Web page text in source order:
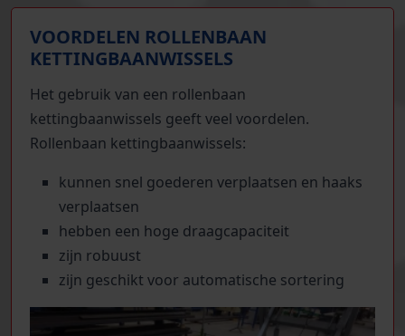
VOORDELEN ROLLENBAAN
KETTINGBAANWISSELS
Het gebruik van een rollenbaan
kettingbaanwissels geeft veel voordelen.
Rollenbaan kettingbaanwissels:
kunnen snel goederen verplaatsen en haaks
verplaatsen
hebben een hoge draagcapaciteit
zijn robuust
zijn geschikt voor automatische sortering